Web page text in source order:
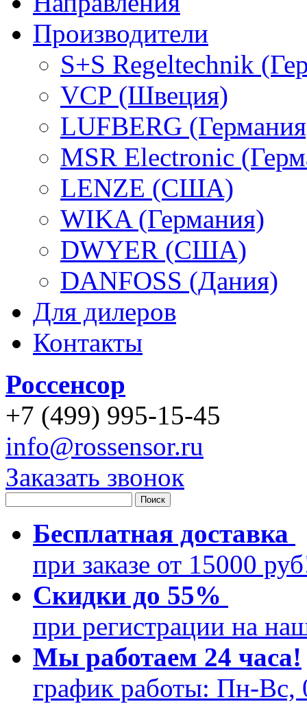
Производители
S+S Regeltechnik
VCP (Швеция)
LUFBERG
MSR Electronic
LENZE (США)
WIKA (Германия)
DWYER (США)
DANFOSS (Дания)
Для дилеров
Контакты
Россенсор
+7 (499) 995-15-45
info@rossensor.ru
Заказать звонок
Бесплатная доставка
при заказе от 15000
Скидки до 55%
при регистрации на
Мы работаем 24 часа!
график работы: Пн-Вс,